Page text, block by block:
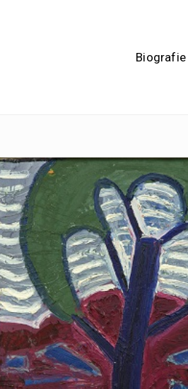
Biografie